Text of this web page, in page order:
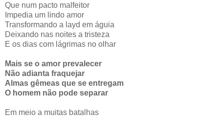
Que num pacto malfeitor
Impedia um lindo amor
Transformando a layd em águia
Deixando nas noites a tristeza
E os dias com lágrimas no olhar
Mais se o amor prevalecer
Não adianta fraquejar
Almas gêmeas que se entregam
O homem não pode separar
Em meio a muitas batalhas